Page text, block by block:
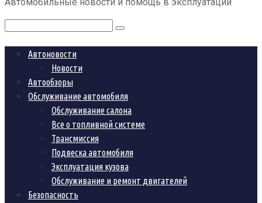
Поиск:
Автоновости
Новости
Автообзоры
Обслуживание автомобиля
Обслуживание салона
Все о топливной системе
Трансмиссия
Подвеска автомобиля
Эксплуатация кузова
Обслуживание и ремонт двигателей
Безопасность